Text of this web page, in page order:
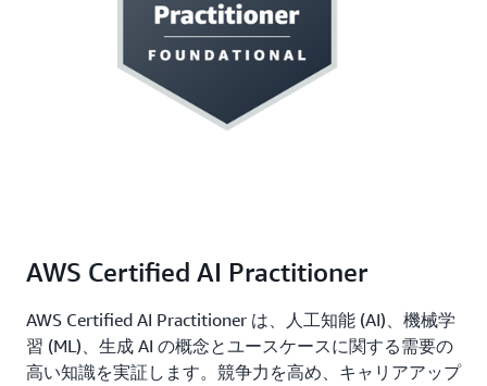
AWS Certified AI Practitioner
AWS Certified AI Practitioner は、人工知能 (AI)、機械学
習 (ML)、生成 AI の概念とユースケースに関する需要の
高い知識を実証します。競争力を高め、キャリアアップ